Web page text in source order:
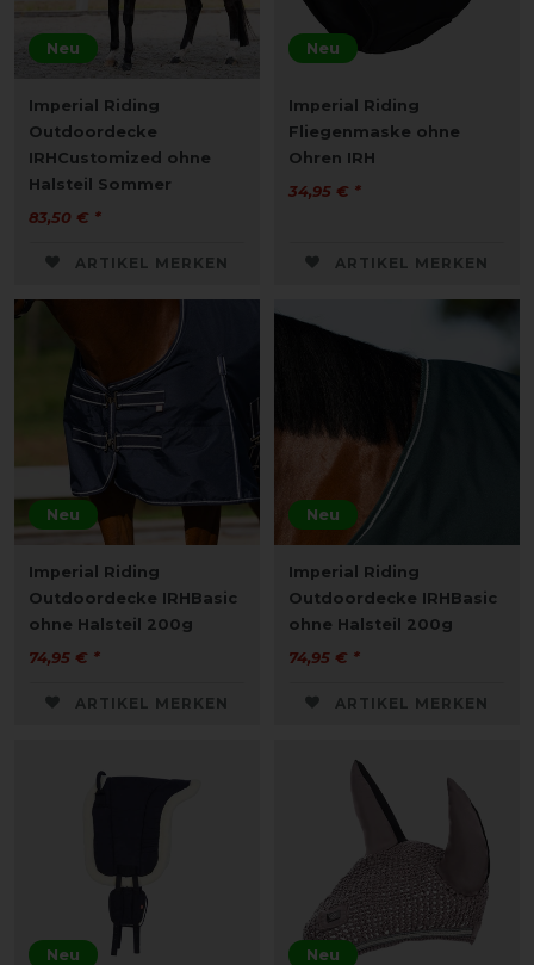
Neu
Imperial Riding
Outdoordecke
IRHCustomized ohne
Halsteil Sommer
83,50 € *
ARTIKEL MERKEN
Neu
Imperial Riding
Fliegenmaske ohne
Ohren IRH
34,95 € *
ARTIKEL MERKEN
Neu
Imperial Riding
Outdoordecke IRHBasic
ohne Halsteil 200g
74,95 € *
ARTIKEL MERKEN
Neu
Imperial Riding
Outdoordecke IRHBasic
ohne Halsteil 200g
74,95 € *
ARTIKEL MERKEN
Neu Neu